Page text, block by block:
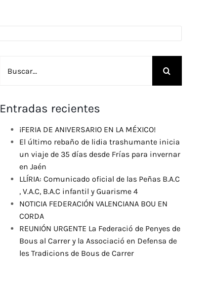
Entradas recientes
¡FERIA DE ANIVERSARIO EN LA MÉXICO!
El último rebaño de lidia trashumante inicia
un viaje de 35 días desde Frías para invernar
en Jaén
LLÍRIA: Comunicado oficial de las Peñas B.A.C
, V.A.C, B.A.C infantil y Guarisme 4
NOTICIA FEDERACIÓN VALENCIANA BOU EN
CORDA
REUNIÓN URGENTE La Federació de Penyes de
Bous al Carrer y la Associació en Defensa de
les Tradicions de Bous de Carrer